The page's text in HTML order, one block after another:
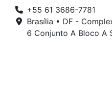
+55 61 3686-7781
Brasília • DF -
6 Conjunto A Bloco A